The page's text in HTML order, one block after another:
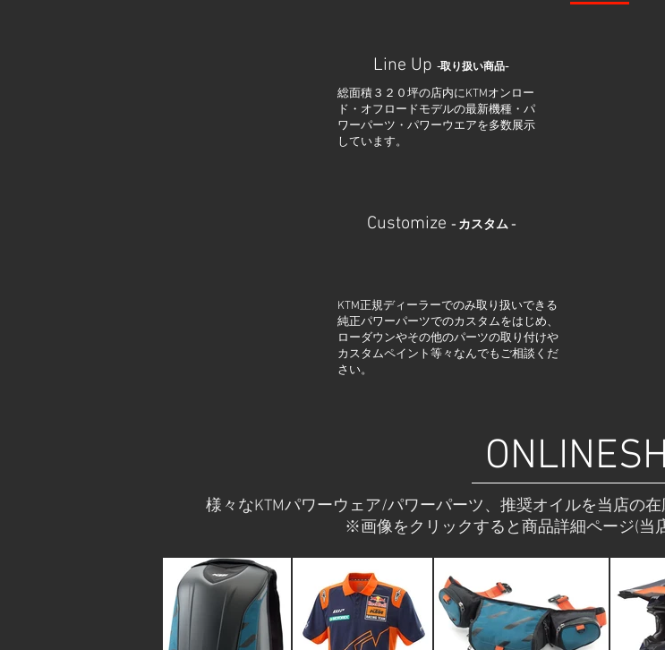
Line Up -取り扱い商品-
総面積３２０坪の店内にKTMオンロー
ド・オフロードモデルの最新機種・パ
ワーパーツ・パワーウエアを多数展示
しています。
Customize - カスタム -
KTM正規ディーラーでのみ取り扱いできる
純正パワーパーツでのカスタムをはじめ、
ローダウンやその他のパーツの取り付けや
カスタムペイント等々なんでもご相談くだ
さい。
様々なKTMパワーウェア/パワーパーツ、推奨オイルを当店の
※画像をクリックすると商品詳細ページ(当